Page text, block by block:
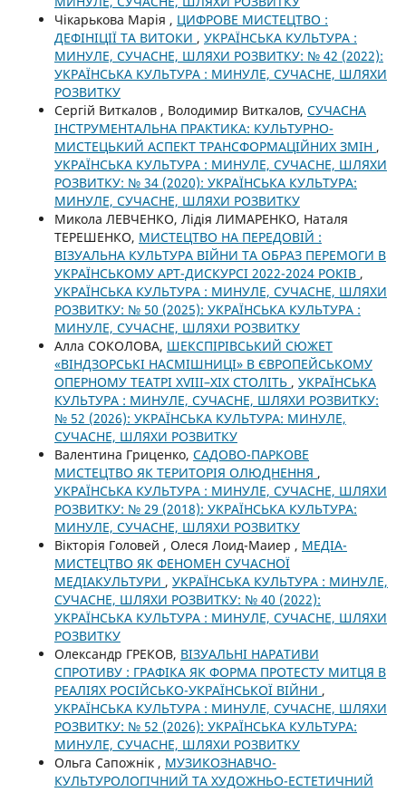
Чікарькова Марія , ЦИФРОВЕ МИСТЕЦТВО :
ДЕФІНІЦІЇ ТА ВИТОКИ , УКРАЇНСЬКА КУЛЬТУРА :
МИНУЛЕ, СУЧАСНЕ, ШЛЯХИ РОЗВИТКУ: № 42 (2022):
УКРАЇНСЬКА КУЛЬТУРА : МИНУЛЕ, СУЧАСНЕ, ШЛЯХИ
РОЗВИТКУ
Сергій Виткалов , Володимир Виткалов, СУЧАСНА
ІНСТРУМЕНТАЛЬНА ПРАКТИКА: КУЛЬТУРНО-
МИСТЕЦЬКИЙ АСПЕКТ ТРАНСФОРМАЦІЙНИХ ЗМІН ,
УКРАЇНСЬКА КУЛЬТУРА : МИНУЛЕ, СУЧАСНЕ, ШЛЯХИ
РОЗВИТКУ: № 34 (2020): УКРАЇНСЬКА КУЛЬТУРА:
МИНУЛЕ, СУЧАСНЕ, ШЛЯХИ РОЗВИТКУ
Микола ЛЕВЧЕНКО, Лідія ЛИМАРЕНКО, Наталя
ТЕРЕШЕНКО, МИСТЕЦТВО НА ПЕРЕДОВІЙ :
ВІЗУАЛЬНА КУЛЬТУРА ВІЙНИ ТА ОБРАЗ ПЕРЕМОГИ В
УКРАЇНСЬКОМУ АРТ-ДИСКУРСІ 2022-2024 РОКІВ ,
УКРАЇНСЬКА КУЛЬТУРА : МИНУЛЕ, СУЧАСНЕ, ШЛЯХИ
РОЗВИТКУ: № 50 (2025): УКРАЇНСЬКА КУЛЬТУРА :
МИНУЛЕ, СУЧАСНЕ, ШЛЯХИ РОЗВИТКУ
Алла СОКОЛОВА, ШЕКСПІРІВСЬКИЙ СЮЖЕТ
«ВІНДЗОРСЬКІ НАСМІШНИЦІ» В ЄВРОПЕЙСЬКОМУ
ОПЕРНОМУ ТЕАТРІ XVIII–XIX СТОЛІТЬ , УКРАЇНСЬКА
КУЛЬТУРА : МИНУЛЕ, СУЧАСНЕ, ШЛЯХИ РОЗВИТКУ:
№ 52 (2026): УКРАЇНСЬКА КУЛЬТУРА: МИНУЛЕ,
СУЧАСНЕ, ШЛЯХИ РОЗВИТКУ
Валентина Гриценко, САДОВО-ПАРКОВЕ
МИСТЕЦТВО ЯК ТЕРИТОРІЯ ОЛЮДНЕННЯ ,
УКРАЇНСЬКА КУЛЬТУРА : МИНУЛЕ, СУЧАСНЕ, ШЛЯХИ
РОЗВИТКУ: № 29 (2018): УКРАЇНСЬКА КУЛЬТУРА:
МИНУЛЕ, СУЧАСНЕ, ШЛЯХИ РОЗВИТКУ
Вікторія Головей , Олеся Лоид-Маиер , МЕДІА-
МИСТЕЦТВО ЯК ФЕНОМЕН СУЧАСНОЇ
МЕДІАКУЛЬТУРИ , УКРАЇНСЬКА КУЛЬТУРА : МИНУЛЕ,
СУЧАСНЕ, ШЛЯХИ РОЗВИТКУ: № 40 (2022):
УКРАЇНСЬКА КУЛЬТУРА : МИНУЛЕ, СУЧАСНЕ, ШЛЯХИ
РОЗВИТКУ
Олександр ГРЕКОВ, ВІЗУАЛЬНІ НАРАТИВИ
СПРОТИВУ : ГРАФІКА ЯК ФОРМА ПРОТЕСТУ МИТЦЯ В
РЕАЛІЯХ РОСІЙСЬКО-УКРАЇНСЬКОЇ ВІЙНИ ,
УКРАЇНСЬКА КУЛЬТУРА : МИНУЛЕ, СУЧАСНЕ, ШЛЯХИ
РОЗВИТКУ: № 52 (2026): УКРАЇНСЬКА КУЛЬТУРА:
МИНУЛЕ, СУЧАСНЕ, ШЛЯХИ РОЗВИТКУ
Ольга Сапожнік , МУЗИКОЗНАВЧО-
КУЛЬТУРОЛОГІЧНИЙ ТА ХУДОЖНЬО-ЕСТЕТИЧНИЙ